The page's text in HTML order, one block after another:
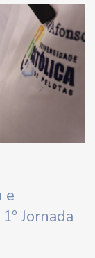
e
Jornada